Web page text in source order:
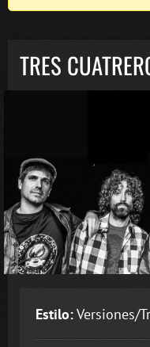
TRES
Estilo:Versiones/